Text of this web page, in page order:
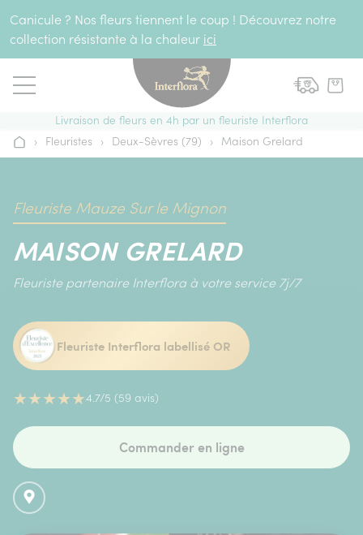
Canicule ? Nos fleurs tiennent le coup ! Découvrez notre
collection résistante à la chaleur ici
Livraison de fleurs en 4h par un fleuriste Interflora
Accueil
› Fleuristes › Deux-Sèvres (79) › Maison Grelard
Fleuriste Mauze Sur le Mignon
MAISON GRELARD
Fleuriste partenaire Interflora à votre service 7j/7
Fleuriste Interflora labellisé OR
★★★★★4.7/5 (59 avis)
Commander en ligne